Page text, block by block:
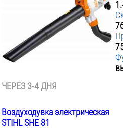
ЧЕРЕЗ 3-4 ДНЯ
Воздуходувка электрическая
STIHL SHE 81